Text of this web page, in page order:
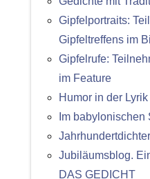
Gipfelportraits:
Gipfeltreffens im
Gipfelrufe:
im Feature
Humor in der Lyrik
Im babylonischen
Jubiläumsblog.
DAS GEDICHT